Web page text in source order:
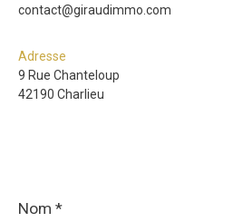
contact@giraudimmo.com
Adresse
9 Rue Chanteloup
42190 Charlieu
*